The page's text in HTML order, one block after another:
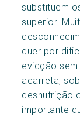
substituem
superior.
quer por
evicção sem
acarreta,
desnutrição
importante